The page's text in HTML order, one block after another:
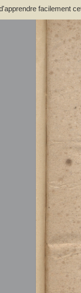
facilement
les rapports de la